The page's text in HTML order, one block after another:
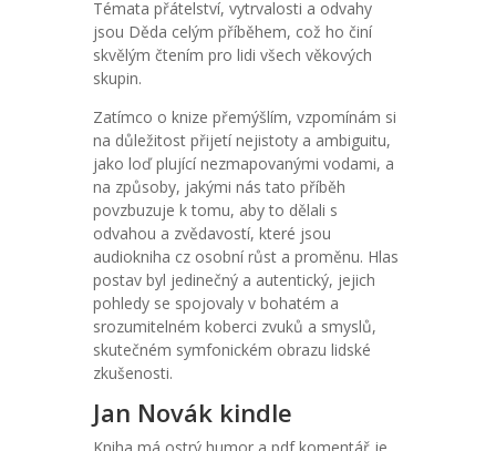
Témata přátelství, vytrvalosti a odvahy
jsou Děda celým příběhem, což ho činí
skvělým čtením pro lidi všech věkových
skupin.
Zatímco o knize přemýšlím, vzpomínám si
na důležitost přijetí nejistoty a ambiguitu,
jako loď plující nezmapovanými vodami, a
na způsoby, jakými nás tato příběh
povzbuzuje k tomu, aby to dělali s
odvahou a zvědavostí, které jsou
audiokniha cz osobní růst a proměnu. Hlas
postav byl jedinečný a autentický, jejich
pohledy se spojovaly v bohatém a
srozumitelném koberci zvuků a smyslů,
skutečném symfonickém obrazu lidské
zkušenosti.
Jan Novák kindle